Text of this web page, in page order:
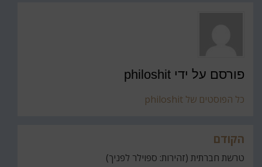
פורסם על ידי philoshit
כל הפוסטים של philoshit
ניווט
הקודם
טרשת חברתית (זהירות: ספוילר לפניך)